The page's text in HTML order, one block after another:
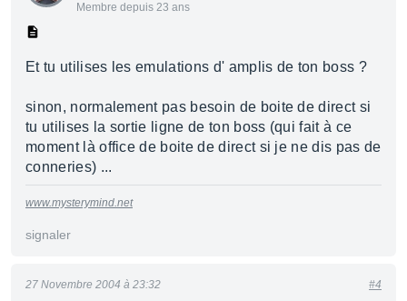
Membre depuis 23 ans
Et tu utilises les emulations d' amplis de ton boss ?
sinon, normalement pas besoin de boite de direct si
tu utilises la sortie ligne de ton boss (qui fait à ce
moment là office de boite de direct si je ne dis pas de
conneries) ...
www.mysterymind.net
signaler
27 Novembre 2004 à 23:32 #4